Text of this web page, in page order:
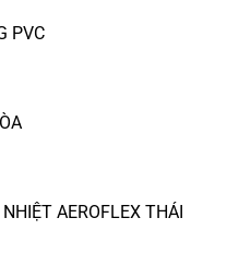
PVC
AEROFLEX THÁI